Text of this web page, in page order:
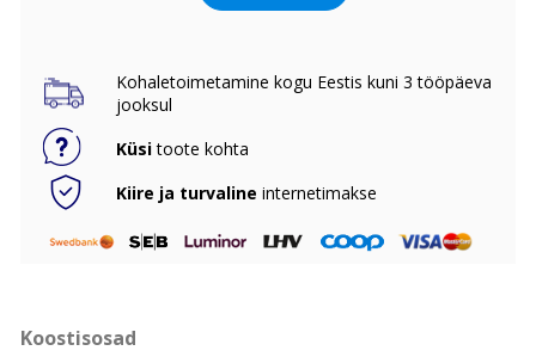
Kohaletoimetamine kogu Eestis kuni 3 tööpäeva
jooksul
Küsitoote kohta
Kiire ja turvaline internetimakse
Koostisosad